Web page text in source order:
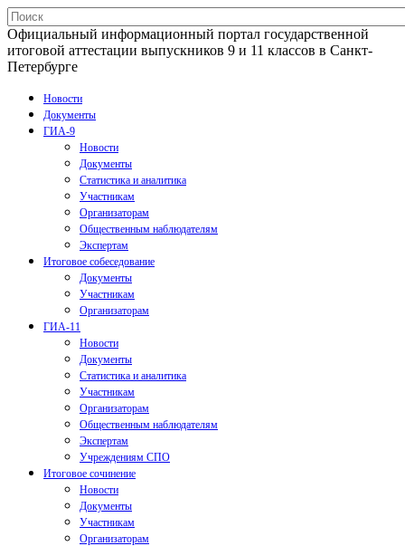
Официальный информационный портал государственной
итоговой аттестации выпускников 9 и 11 классов в Санкт-
Петербурге
Новости
Документы
ГИА-9
Новости
Документы
Статистика и аналитика
Участникам
Организаторам
Общественным наблюдателям
Экспертам
Итоговое собеседование
Документы
Участникам
Организаторам
ГИА-11
Новости
Документы
Статистика и аналитика
Участникам
Организаторам
Общественным наблюдателям
Экспертам
Учреждениям СПО
Итоговое сочинение
Новости
Документы
Участникам
Организаторам